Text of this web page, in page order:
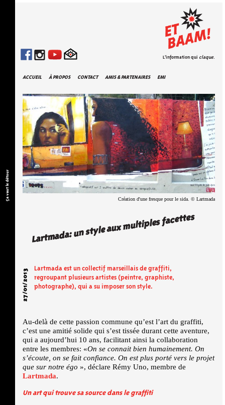
Ça vaut le détour
ACCUEIL À PROPOS CONTACT AMIS & PARTENAIRES EMI
L'information qui claque.
Création d'une fresque pour le sida. © Lartmada
Lartmada: un style aux multiples facettes
27/01/2013
Lartmada est un collectif marseillais de graffiti,
regroupant plusieurs artistes (peintre, graphiste,
photographe), qui a su imposer son style.
Au-delà de cette passion commune qu’est l’art du graffiti,
c’est une amitié solide qui s’est tissée durant cette aventure,
qui a aujourd’hui 10 ans, facilitant ainsi la collaboration
entre les membres: «On se connait bien humainement. On
s’écoute, on se fait confiance. On est plus porté vers le projet
que sur notre égo », déclare Rémy Uno, membre de
Lartmada.
Un art qui trouve sa source dans le graffiti